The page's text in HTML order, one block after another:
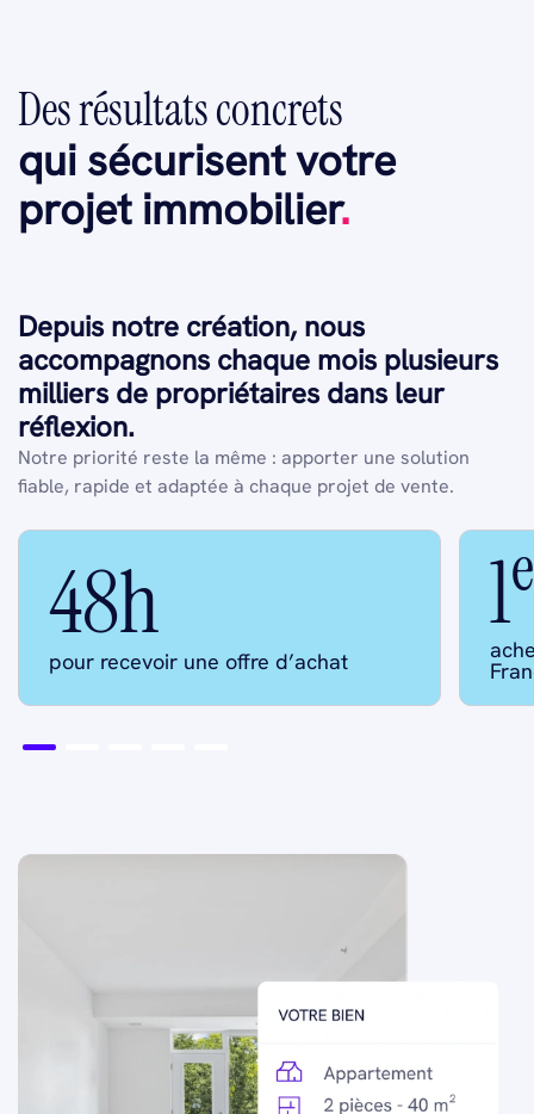
Des résultats concrets
qui sécurisent votre
projet immobilier.
Depuis notre création, nous
accompagnons chaque mois plusieurs
milliers de propriétaires dans leur
réflexion.
Notre priorité reste la même : apporter une solution
fiable, rapide et adaptée à chaque projet de vente.
48h
pour recevoir une offre d’achat
1